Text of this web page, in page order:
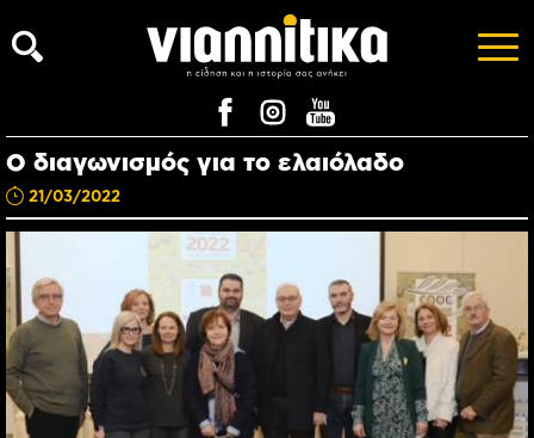
Ο διαγωνισμός για το ελαιόλαδο
21/03/2022